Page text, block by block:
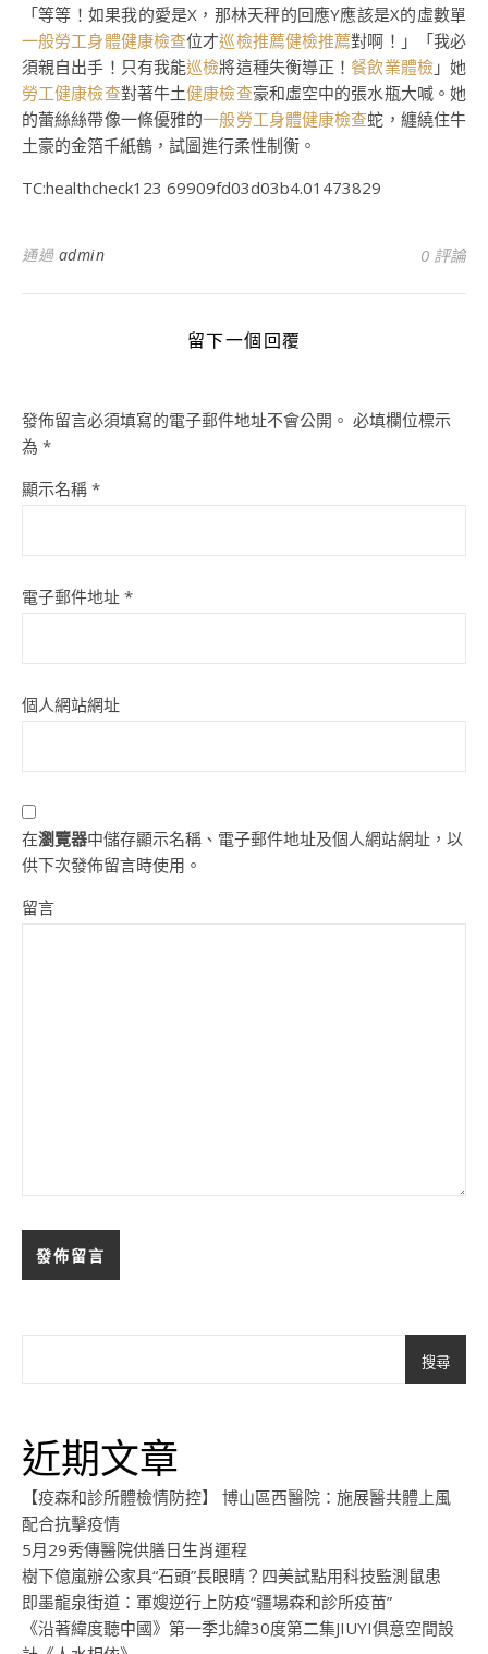
「等等！如果我的愛是X，那林天秤的回應Y應該是X的虛數單
一般勞工身體健康檢查位才巡檢推薦健檢推薦對啊！」「我必
須親自出手！只有我能巡檢將這種失衡導正！ 餐飲業體檢」她
勞工健康檢查對著牛土健康檢查豪和虛空中的張水瓶大喊。她
的蕾絲絲帶像一條優雅的一般勞工身體健康檢查蛇，纏繞住牛
土豪的金箔千紙鶴，試圖進行柔性制衡。
TC:healthcheck123 69909fd03d03b4.01473829
通過 admin 0 評論
留下一個回覆
發佈留言必須填寫的電子郵件地址不會公開。 必填欄位標示
為 *
顯示名稱 *
電子郵件地址 *
個人網站網址
在瀏覽器中儲存顯示名稱、電子郵件地址及個人網站網址，以
供下次發佈留言時使用。
留言
搜尋
近期文章
【疫森和診所體檢情防控】 博山區西醫院：施展醫共體上風
配合抗擊疫情
5月29秀傳醫院供膳日生肖運程
樹下億嵐辦公家具“石頭”長眼睛？四美試點用科技監測鼠患
即墨龍泉街道：軍嫂逆行上防疫“疆場森和診所疫苗”
《沿著緯度聽中國》第一季北緯30度第二集JIUYI俱意空間設